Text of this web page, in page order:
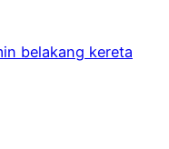
belakang kereta